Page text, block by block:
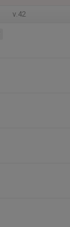
v.42